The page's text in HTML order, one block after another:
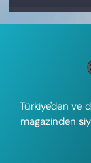
Türkiye'den ve
magazinden